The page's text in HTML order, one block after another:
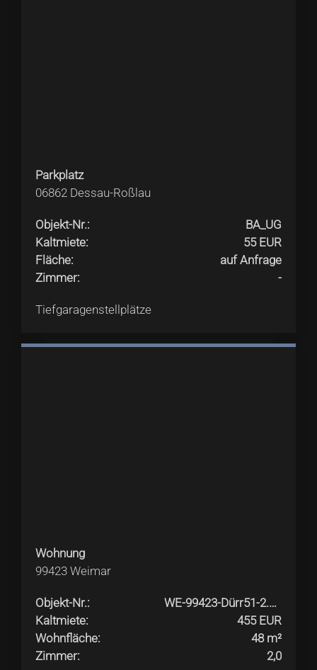
Parkplatz
06862 Dessau-Roßlau
Objekt-Nr.:
BA_UG
Kaltmiete:
55 EUR
Fläche:
auf Anfrage
Zimmer: -
Tiefgaragenstellplätze
Wohnung
99423 Weimar
Objekt-Nr.:
WE-99423-Dürr51-2.OGli
Kaltmiete:
455 EUR
Wohnfläche:
48 m²
Zimmer: 2,0